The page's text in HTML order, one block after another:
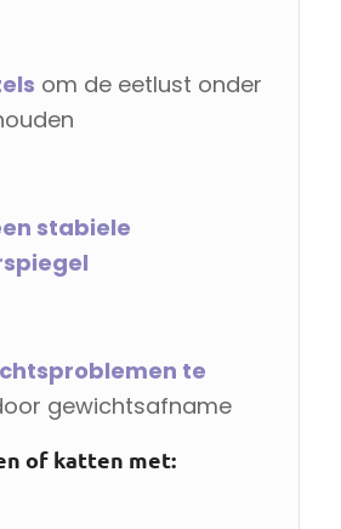
om de eetlust onder
stabiele
te
gewichtsafname
of katten met: